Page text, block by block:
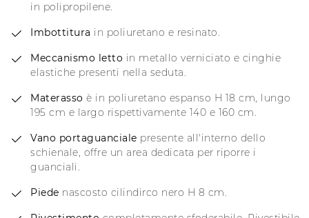
in polipropilene.
Imbottitura in poliuretano e resinato.
Meccanismo letto in metallo verniciato e cinghie
elastiche presenti nella seduta.
Materasso è in poliuretano espanso H 18 cm, lungo
195 cm e largo rispettivamente 140 e 160 cm.
Vano portaguanciale presente all'interno dello
schienale, offre un area dedicata per riporre i
guanciali.
Piede nascosto cilindirco nero H 8 cm.